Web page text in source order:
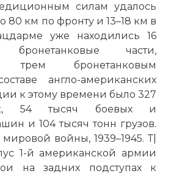
силам удалось
80 км по фронту и 13–18 км в
уже находились 16
части,
трем бронетанковым
англо-американских
к этому времени было 327
54 тысяч боевых и
и 104 тысяч тонн грузов.
войны, 1939–1945. Т|
1-й американской армии
на задних подступах к